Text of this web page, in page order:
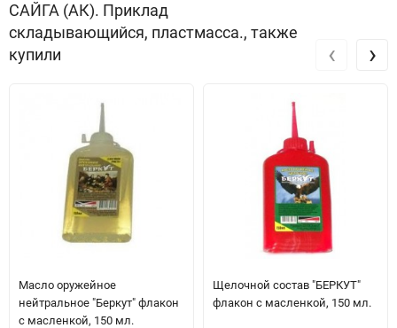
САЙГА (АК). Приклад
складывающийся, пластмасса., также
купили
Масло оружейное
нейтральное "Беркут" флакон
с масленкой, 150 мл.
Щелочной состав "БЕРКУТ"
флакон с масленкой, 150 мл.
‹ ›